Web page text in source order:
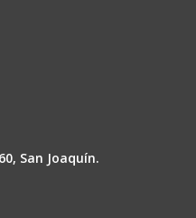
San Joaquín.